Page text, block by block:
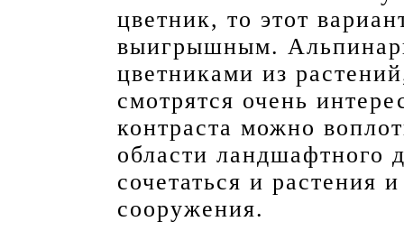
цветник, то этот
выигрышным.
цветниками из
смотрятся очень
контраста можно
области ландшафтного
сочетаться и растения
сооружения.